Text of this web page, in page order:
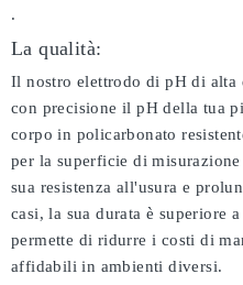
.
La qualità:
Il nostro elettrodo di pH di alta
con precisione il pH della tua
corpo in policarbonato
per la superficie di
sua resistenza all'usura e
casi, la sua durata è superiore
permette di ridurre i costi di
affidabili in ambienti diversi.